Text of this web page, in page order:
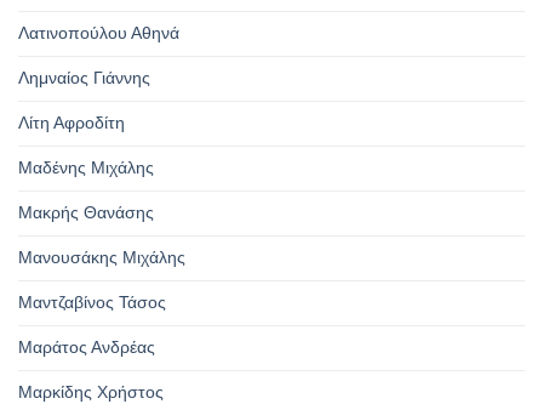
Λατινοπούλου Αθηνά
Λημναίος Γιάννης
Λίτη Αφροδίτη
Μαδένης Μιχάλης
Μακρής Θανάσης
Μανουσάκης Μιχάλης
Μαντζαβίνος Τάσος
Μαράτος Ανδρέας
Μαρκίδης Χρήστος